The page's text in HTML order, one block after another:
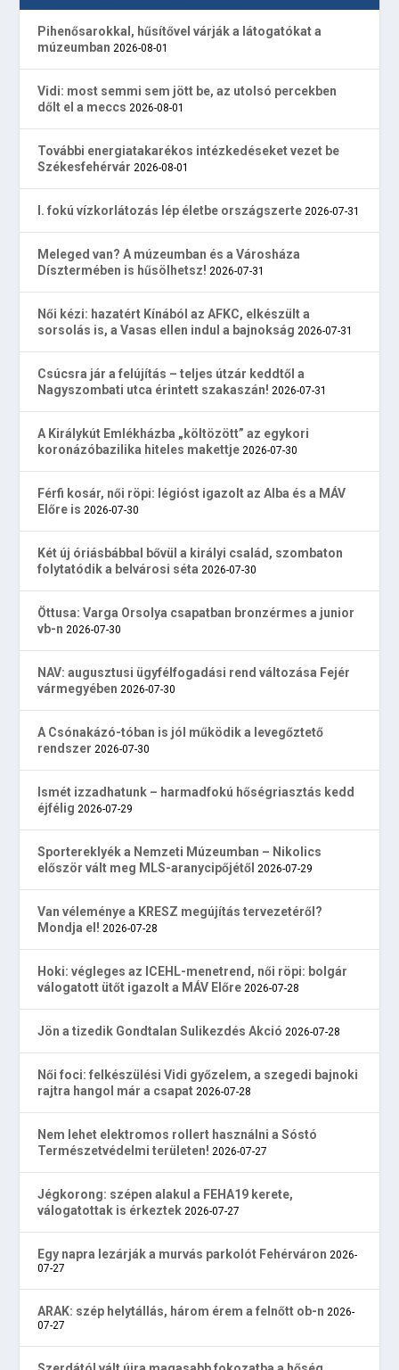
Pihenősarokkal, hűsítővel várják a látogatókat a
múzeumban 2026-08-01
Vidi: most semmi sem jött be, az utolsó percekben
dőlt el a meccs 2026-08-01
További energiatakarékos intézkedéseket vezet be
Székesfehérvár 2026-08-01
I. fokú vízkorlátozás lép életbe országszerte 2026-07-31
Meleged van? A múzeumban és a Városháza
Dísztermében is hűsölhetsz! 2026-07-31
Női kézi: hazatért Kínából az AFKC, elkészült a
sorsolás is, a Vasas ellen indul a bajnokság 2026-07-31
Csúcsra jár a felújítás – teljes útzár keddtől a
Nagyszombati utca érintett szakaszán! 2026-07-31
A Királykút Emlékházba „költözött” az egykori
koronázóbazilika hiteles makettje 2026-07-30
Férfi kosár, női röpi: légióst igazolt az Alba és a MÁV
Előre is 2026-07-30
Két új óriásbábbal bővül a királyi család, szombaton
folytatódik a belvárosi séta 2026-07-30
Öttusa: Varga Orsolya csapatban bronzérmes a junior
vb-n 2026-07-30
NAV: augusztusi ügyfélfogadási rend változása Fejér
vármegyében 2026-07-30
A Csónakázó-tóban is jól működik a levegőztető
rendszer 2026-07-30
Ismét izzadhatunk – harmadfokú hőségriasztás kedd
éjfélig 2026-07-29
Sportereklyék a Nemzeti Múzeumban – Nikolics
először vált meg MLS-aranycipőjétől 2026-07-29
Van véleménye a KRESZ megújítás tervezetéről?
Mondja el! 2026-07-28
Hoki: végleges az ICEHL-menetrend, női röpi: bolgár
válogatott ütőt igazolt a MÁV Előre 2026-07-28
Jön a tizedik Gondtalan Sulikezdés Akció 2026-07-28
Női foci: felkészülési Vidi győzelem, a szegedi bajnoki
rajtra hangol már a csapat 2026-07-28
Nem lehet elektromos rollert használni a Sóstó
Természetvédelmi területen! 2026-07-27
Jégkorong: szépen alakul a FEHA19 kerete,
válogatottak is érkeztek 2026-07-27
Egy napra lezárják a murvás parkolót Fehérváron 2026-
07-27
ARAK: szép helytállás, három érem a felnőtt ob-n 2026-
07-27